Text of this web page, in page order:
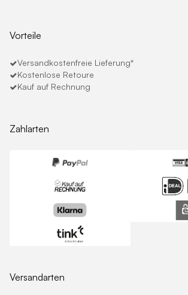
Vorteile
Versandkostenfreie Lieferung*
Kostenlose Retoure
Kauf auf Rechnung
Zahlarten
Versandarten